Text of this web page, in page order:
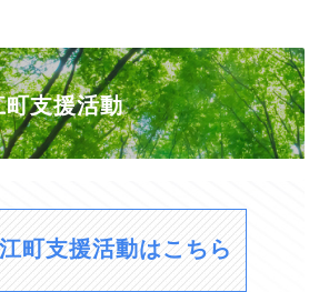
町支援活動
町支援活動はこちら